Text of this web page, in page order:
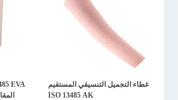
غطاء التجميل التنسيقي المستقيم
ISO 13485 AK